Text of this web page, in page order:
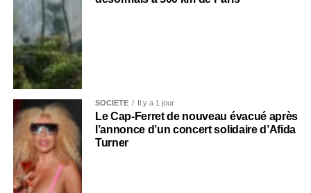
SOCIÉTÉ Il y a 1 jour
Le Cap-Ferret de nouveau évacué après
l’annonce d’un concert solidaire d’Afida
Turner